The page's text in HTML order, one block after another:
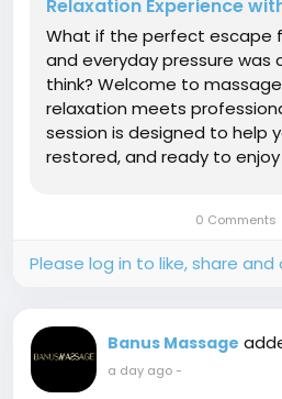
Relaxation Experience
What if the perfect escape
and everyday pressure was
think? Welcome to
relaxation meets
session is designed to help
restored, and ready to
is an experience that can...
0 Comments
Please log in to like, share
Banus Massage
a day ago-